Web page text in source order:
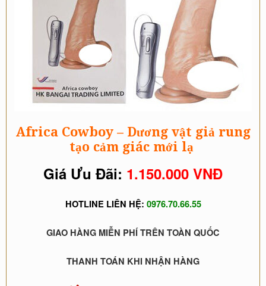
Africa Cowboy – Dương vật giả rung
tạo cảm giác mới lạ
Giá Ưu Đãi: 1.150.000 VNĐ
HOTLINE LIÊN HỆ: 0976.70.66.55
GIAO HÀNG MIỄN PHÍ TRÊN TOÀN QUỐC
THANH TOÁN KHI NHẬN HÀNG